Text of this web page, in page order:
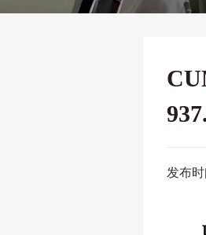
发布时